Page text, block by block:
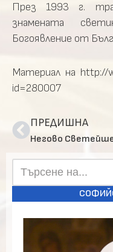
През 1993 г.
знамената
Богоявление от
Материал на http://
id=280007
ПРЕДИШНА